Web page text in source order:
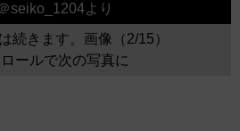
seiko_1204より
続きます。画像（2/15）
ールで次の写真に